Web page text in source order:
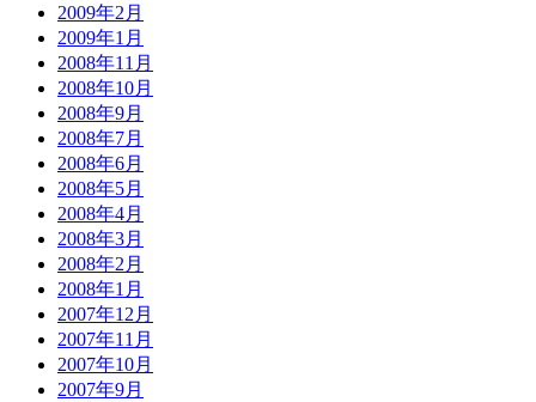
2009年2月
2009年1月
2008年11月
2008年10月
2008年9月
2008年7月
2008年6月
2008年5月
2008年4月
2008年3月
2008年2月
2008年1月
2007年12月
2007年11月
2007年10月
2007年9月